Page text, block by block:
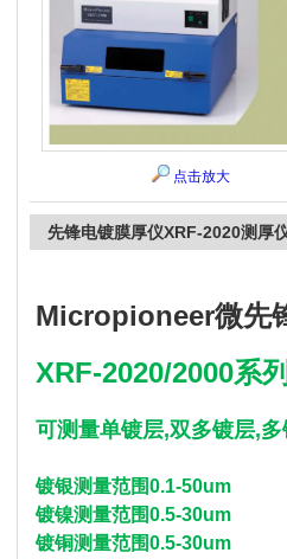
点击放大
先锋电镀膜厚仪XRF-2020测厚
Micropioneer微先
XRF-2020/2000系
可测量单镀层,双多镀层,
镀银测量范围0.1-50um
镀镍测量范围0.5-30um
镀铜测量范围0.5-30um